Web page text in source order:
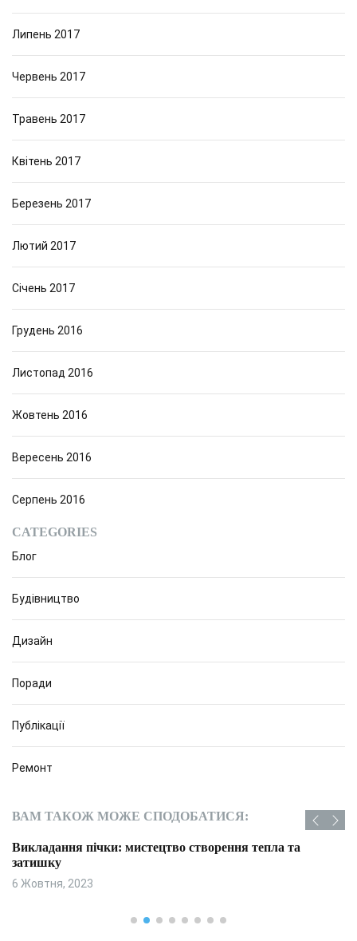
Липень 2017
Червень 2017
Травень 2017
Квітень 2017
Березень 2017
Лютий 2017
Січень 2017
Грудень 2016
Листопад 2016
Жовтень 2016
Вересень 2016
Серпень 2016
CATEGORIES
Блог
Будівництво
Дизайн
Поради
Публікації
Ремонт
ВАМ ТАКОЖ МОЖЕ СПОДОБАТИСЯ:
Викладання пічки: мистецтво створення тепла та
затишку
6 Жовтня, 2023